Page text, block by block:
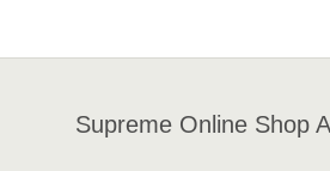
Supreme Online Shop